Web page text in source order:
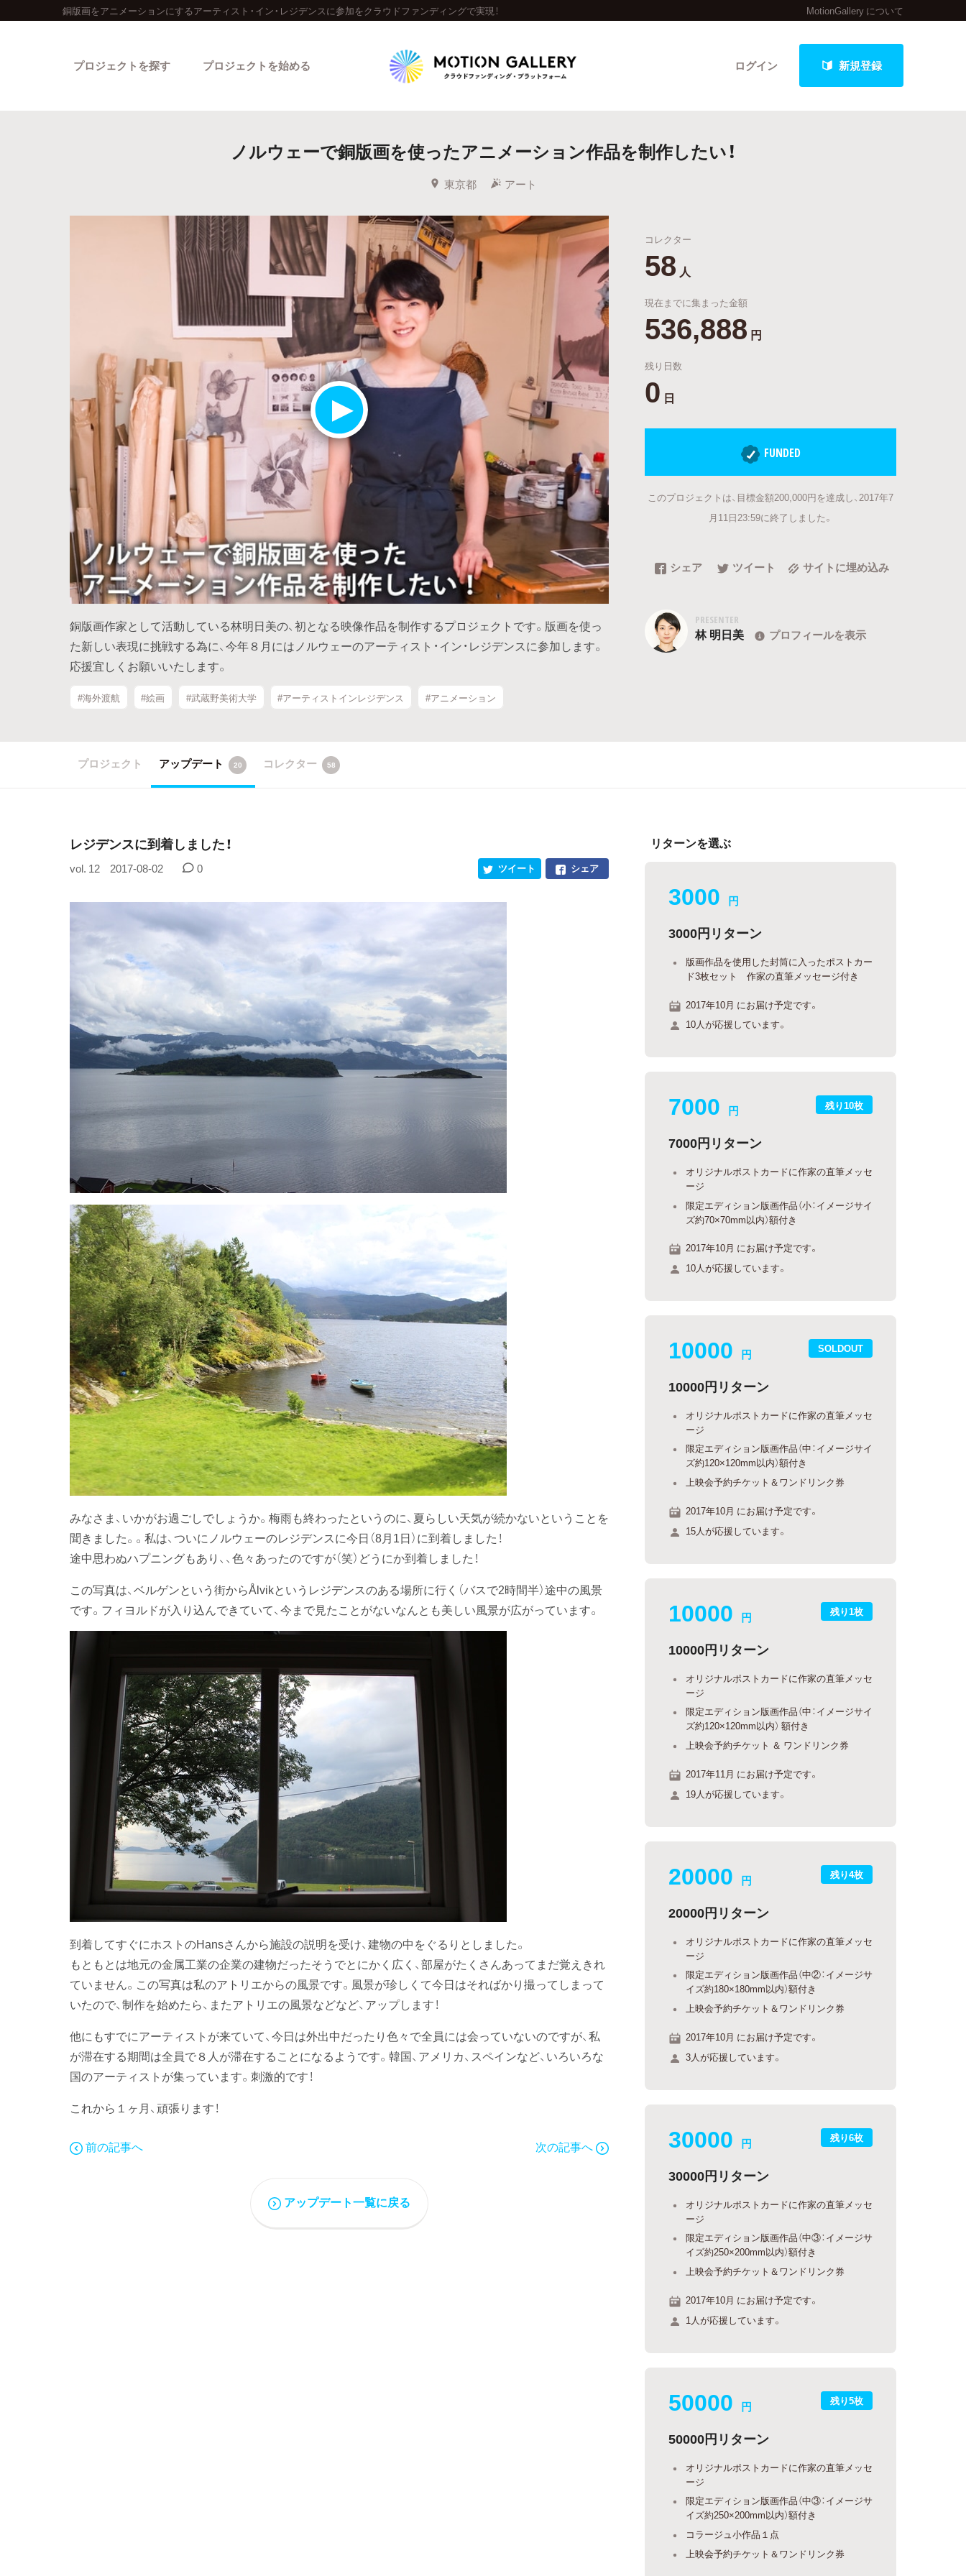
銅版画をアニメーションにするアーティスト・イン・レジデンスに参加をクラウドファンディングで実現！ MotionGallery について
ログイン 新規登録
プロジェクトを探す
人気のプロジェクト 新着プロジェクト 終了間近のプロジェクト
Feature
カテゴリーから探す タグから探す キュレーターから探す 特集から探す 最新進捗報告から探す
Legendary
最新達成プロジェクト 調達額が大きいプロジェクト
プロジェクトを始める
ノルウェーで銅版画を使ったアニメーション作品を制作したい！
東京都 アート
銅版画作家として活動している林明日美の、初となる映像作品を制作するプロジェクトです。版画を使っ
た新しい表現に挑戦する為に、今年８月にはノルウェーのアーティスト・イン・レジデンスに参加します。
応援宜しくお願いいたします。
#海外渡航 #絵画 #武蔵野美術大学 #アーティストインレジデンス #アニメーション
コレクター
58 人
現在までに集まった金額
536,888 円
残り日数
0 日
FUNDED
このプロジェクトは、目標金額200,000円を達成し、2017年7
月11日23:59に終了しました。
シェア ツイート サイトに埋め込み
PRESENTER
林 明日美 プロフィールを表示
プロジェクト アップデート 20 コレクター 58
レジデンスに到着しました！
vol. 12 2017-08-02 0 シェア
ツイート
みなさま、いかがお過ごしでしょうか。梅雨も終わったというのに、夏らしい天気が続かないということを
聞きました。。私は、ついにノルウェーのレジデンスに今日（8月1日）に到着しました！
途中思わぬハプニングもあり、、色々あったのですが（笑）どうにか到着しました！
この写真は、ベルゲンという街からÅlvikというレジデンスのある場所に行く（バスで2時間半）途中の風景
です。フィヨルドが入り込んできていて、今まで見たことがないなんとも美しい風景が広がっています。
到着してすぐにホストのHansさんから施設の説明を受け、建物の中をぐるりとしました。
もともとは地元の金属工業の企業の建物だったそうでとにかく広く、部屋がたくさんあってまだ覚えきれ
ていません。この写真は私のアトリエからの風景です。風景が珍しくて今日はそればかり撮ってしまって
いたので、制作を始めたら、またアトリエの風景などなど、アップします！
他にもすでにアーティストが来ていて、今日は外出中だったり色々で全員には会っていないのですが、私
が滞在する期間は全員で８人が滞在することになるようです。韓国、アメリカ、スペインなど、いろいろな
国のアーティストが集っています。刺激的です！
これから１ヶ月、頑張ります！
前の記事へ 次の記事へ
アップデート一覧に戻る
リターンを選ぶ
3000 円
3000円リターン
版画作品を使用した封筒に入ったポストカー
ド3枚セット 作家の直筆メッセージ付き
2017年10月 にお届け予定です。
10人が応援しています。
残り10枚
7000 円
7000円リターン
オリジナルポストカードに作家の直筆メッセ
ージ
限定エディション版画作品（小：イメージサイ
ズ約70×70mm以内）額付き
2017年10月 にお届け予定です。
10人が応援しています。
SOLDOUT
10000 円
10000円リターン
オリジナルポストカードに作家の直筆メッセ
ージ
限定エディション版画作品（中：イメージサイ
ズ約120×120mm以内）額付き
上映会予約チケット＆ワンドリンク券
2017年10月 にお届け予定です。
15人が応援しています。
残り1枚
10000 円
10000円リターン
オリジナルポストカードに作家の直筆メッセ
ージ
限定エディション版画作品（中：イメージサイ
ズ約120×120mm以内） 額付き
上映会予約チケット ＆ ワンドリンク券
2017年11月 にお届け予定です。
19人が応援しています。
残り4枚
20000 円
20000円リターン
オリジナルポストカードに作家の直筆メッセ
ージ
限定エディション版画作品（中②：イメージサ
イズ約180×180mm以内）額付き
上映会予約チケット＆ワンドリンク券
2017年10月 にお届け予定です。
3人が応援しています。
残り6枚
30000 円
30000円リターン
オリジナルポストカードに作家の直筆メッセ
ージ
限定エディション版画作品（中③：イメージサ
イズ約250×200mm以内）額付き
上映会予約チケット＆ワンドリンク券
2017年10月 にお届け予定です。
1人が応援しています。
残り5枚
50000 円
50000円リターン
オリジナルポストカードに作家の直筆メッセ
ージ
限定エディション版画作品（中③：イメージサ
イズ約250×200mm以内）額付き
コラージュ小作品１点
上映会予約チケット＆ワンドリンク券